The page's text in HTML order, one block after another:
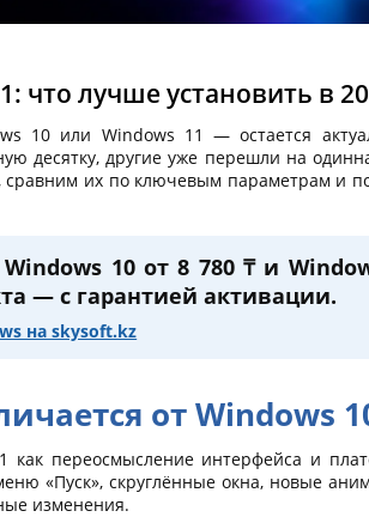
что лучше установить в
10 или Windows 11 — остается
десятку, другие уже перешли на
сравним их по ключевым параметрам и
10 от 8 780 ₸ и
— с гарантией активации.
на skysoft.kz
от Windows
как переосмысление интерфейса и
«Пуск», скруглённые окна, новые
изменения.